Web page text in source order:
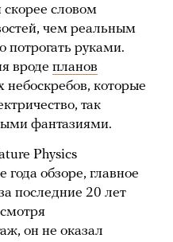
скорее словом
чем реальным
руками.
вроде планов
небоскребов, которые
так
фантазиями.
Physics
года обзоре, главное
последние 20 лет
он не оказал